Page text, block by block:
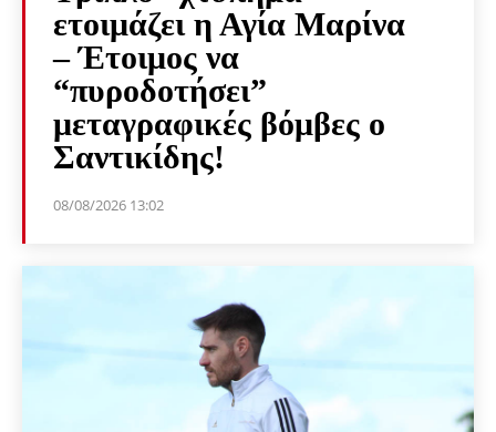
ετοιμάζει η Αγία Μαρίνα
– Έτοιμος να
“πυροδοτήσει”
μεταγραφικές βόμβες ο
Σαντικίδης!
08/08/2026 13:02